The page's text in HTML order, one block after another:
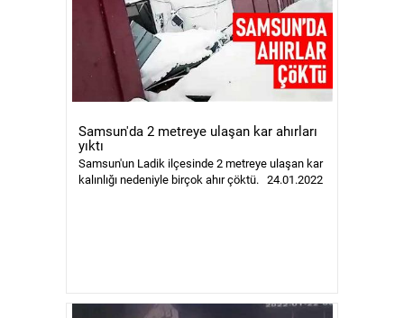
Samsun'da 2 metreye ulaşan kar ahırları
yıktı
Samsun'un Ladik ilçesinde 2 metreye ulaşan kar
kalınlığı nedeniyle birçok ahır çöktü. 24.01.2022